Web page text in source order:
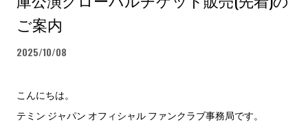
ご案内
2025/10/08
こんにちは。
テミン ジャパン オフィシャル ファンクラブ事務局です。